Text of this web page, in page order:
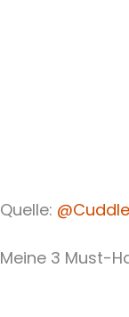
Quelle:
Meine 3 Must-